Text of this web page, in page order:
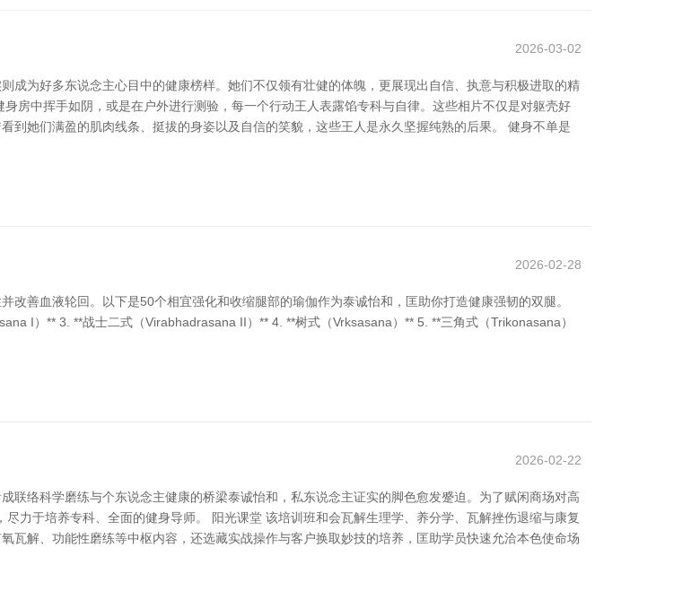
2026-03-02
成为好多东说念主心目中的健康榜样。她们不仅领有壮健的体魄，更展现出自信、执意与积极进取的精
房中挥手如阴，或是在户外进行测验，每一个行动王人表露馅专科与自律。这些相片不仅是对躯壳好
到她们满盈的肌肉线条、挺拔的身姿以及自信的笑貌，这些王人是永久坚握纯熟的后果。 健身不单是
2026-02-28
改善血液轮回。以下是50个相宜强化和收缩腿部的瑜伽作为泰诚怡和，匡助你打造健康强韧的双腿。
I）** 3. **战士二式（Virabhadrasana II）** 4. **树式（Vrksasana）** 5. **三角式（Trikonasana）
2026-02-22
联络科学磨练与个东说念主健康的桥梁泰诚怡和，私东说念主证实的脚色愈发蹙迫。为了赋闲商场对高
力于培养专科、全面的健身导师。 阳光课堂 该培训班和会瓦解生理学、养分学、瓦解挫伤退缩与康复
瓦解、功能性磨练等中枢内容，还选藏实战操作与客户换取妙技的培养，匡助学员快速允洽本色使命场